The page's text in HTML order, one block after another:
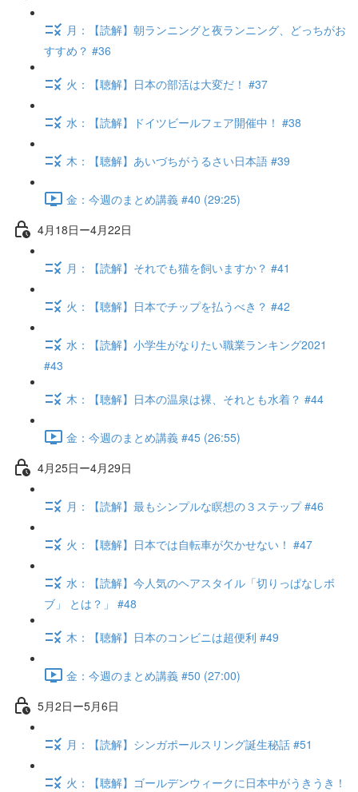
月：【読解】朝ランニングと夜ランニング、どっちがお
すすめ？ #36
火：【聴解】日本の部活は大変だ！ #37
水：【読解】ドイツビールフェア開催中！ #38
木：【聴解】あいづちがうるさい日本語 #39
金：今週のまとめ講義 #40 (29:25)
4月18日ー4月22日
月：【読解】それでも猫を飼いますか？ #41
火：【聴解】日本でチップを払うべき？ #42
水：【読解】小学生がなりたい職業ランキング2021
#43
木：【聴解】日本の温泉は裸、それとも水着？ #44
金：今週のまとめ講義 #45 (26:55)
4月25日ー4月29日
月：【読解】最もシンプルな瞑想の３ステップ #46
火：【聴解】日本では自転車が欠かせない！ #47
水：【読解】今人気のヘアスタイル「切りっぱなしボ
ブ」 とは？」 #48
木：【聴解】日本のコンビニは超便利 #49
金：今週のまとめ講義 #50 (27:00)
5月2日ー5月6日
月：【読解】シンガポールスリング誕生秘話 #51
火：【聴解】ゴールデンウィークに日本中がうきうき！